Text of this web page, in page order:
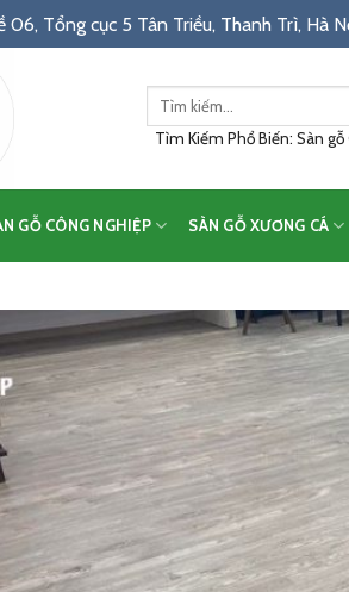
06, Tổng cục 5 Tân Triều, Thanh Trì, Hà
Tìm
Tìm Kiếm Phổ Biến: Sàn gỗ
GỖ CÔNG NGHIỆP SÀN GỖ XƯƠNG CÁ